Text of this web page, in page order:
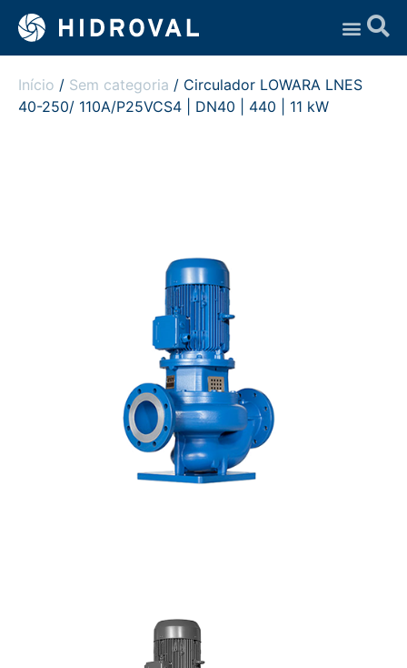
Início / Sem categoria / Circulador LOWARA LNES
40-250/ 110A/P25VCS4 | DN40 | 440 | 11 kW